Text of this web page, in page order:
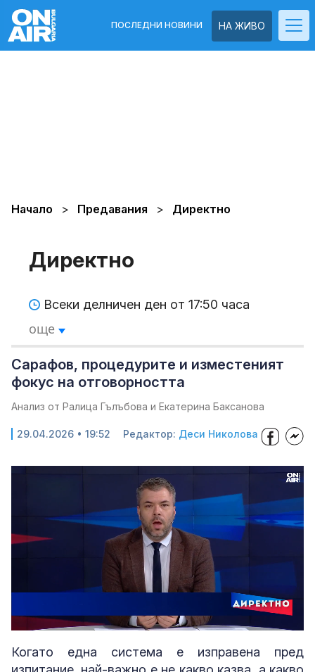
НА ЖИВО
ПОСЛЕДНИ НОВИНИ
Начало Предавания Директно
Директно
Всеки делничен ден от 17:50 часа
още
Сарафов, процедурите и изместеният
фокус на отговорността
Анализ от Ралица Гълъбова и Екатерина Баксанова
29.04.2026 • 19:52 Редактор: Деси Николова
Unmute Loaded:
2.46%
Когато една система е изправена пред